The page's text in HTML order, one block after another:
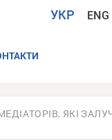
УКР ENG
ЯКІ